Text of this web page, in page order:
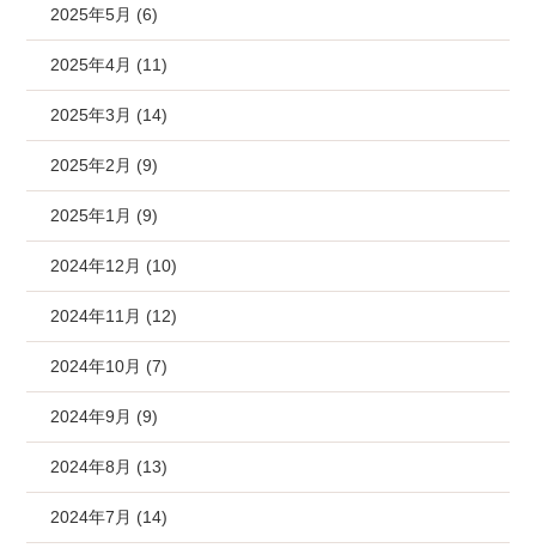
2025年5月 (6)
2025年4月 (11)
2025年3月 (14)
2025年2月 (9)
2025年1月 (9)
2024年12月 (10)
2024年11月 (12)
2024年10月 (7)
2024年9月 (9)
2024年8月 (13)
2024年7月 (14)